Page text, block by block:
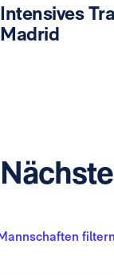
Intensives
Madrid